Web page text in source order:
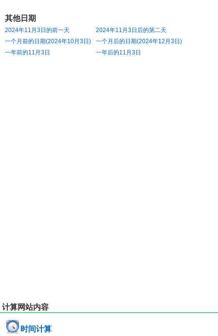
其他日期
2024年11月3日的前一天
2024年11月3日后的第二天
一个月前的日期(2024年10月3日)
一个月后的日期(2024年12月3日)
一年前的11月3日
一年后的11月3日
计算网站内容
时间计算